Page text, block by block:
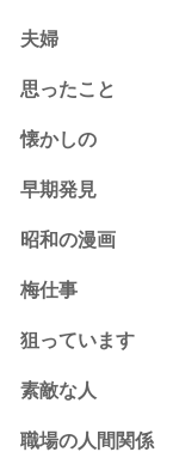
夫婦
思ったこと
懐かしの
早期発見
昭和の漫画
梅仕事
狙っています
素敵な人
職場の人間関係